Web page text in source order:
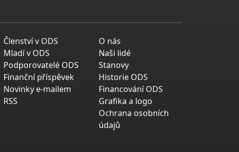
Členství v ODS
Mladí v ODS
Podporovatelé ODS
Finanční příspěvek
Novinky e-mailem
RSS
O nás
Naši lidé
Stanovy
Historie ODS
Financování ODS
Grafika a logo
Ochrana osobních
údajů